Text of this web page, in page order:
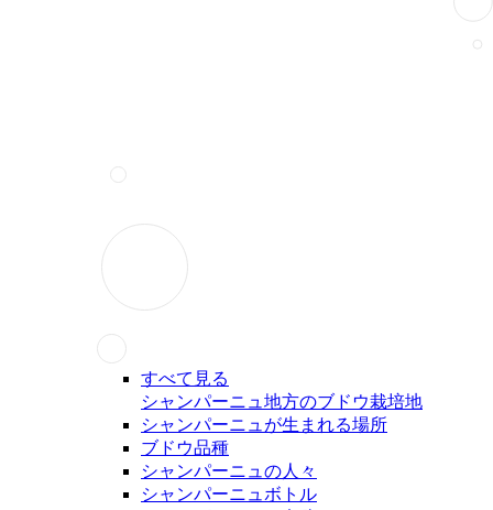
すべて見る
シャンパーニュ地方のブドウ栽培地
シャンパーニュが生まれる場所
ブドウ品種
シャンパーニュの人々
シャンパーニュボトル